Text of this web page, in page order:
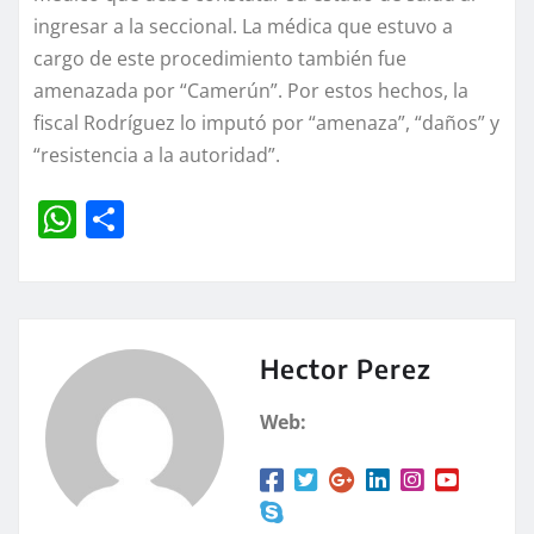
ingresar a la seccional. La médica que estuvo a
cargo de este procedimiento también fue
amenazada por “Camerún”. Por estos hechos, la
fiscal Rodríguez lo imputó por “amenaza”, “daños” y
“resistencia a la autoridad”.
W
A
p
rt
Hector Perez
Web: